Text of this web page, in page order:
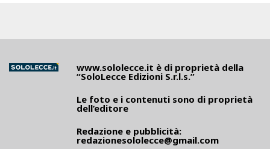
www.sololecce.it è di proprietà della
“SoloLecce Edizioni S.r.l.s.”
Le foto e i contenuti sono di proprietà
dell’editore
Redazione e pubblicità:
redazionesololecce@gmail.com